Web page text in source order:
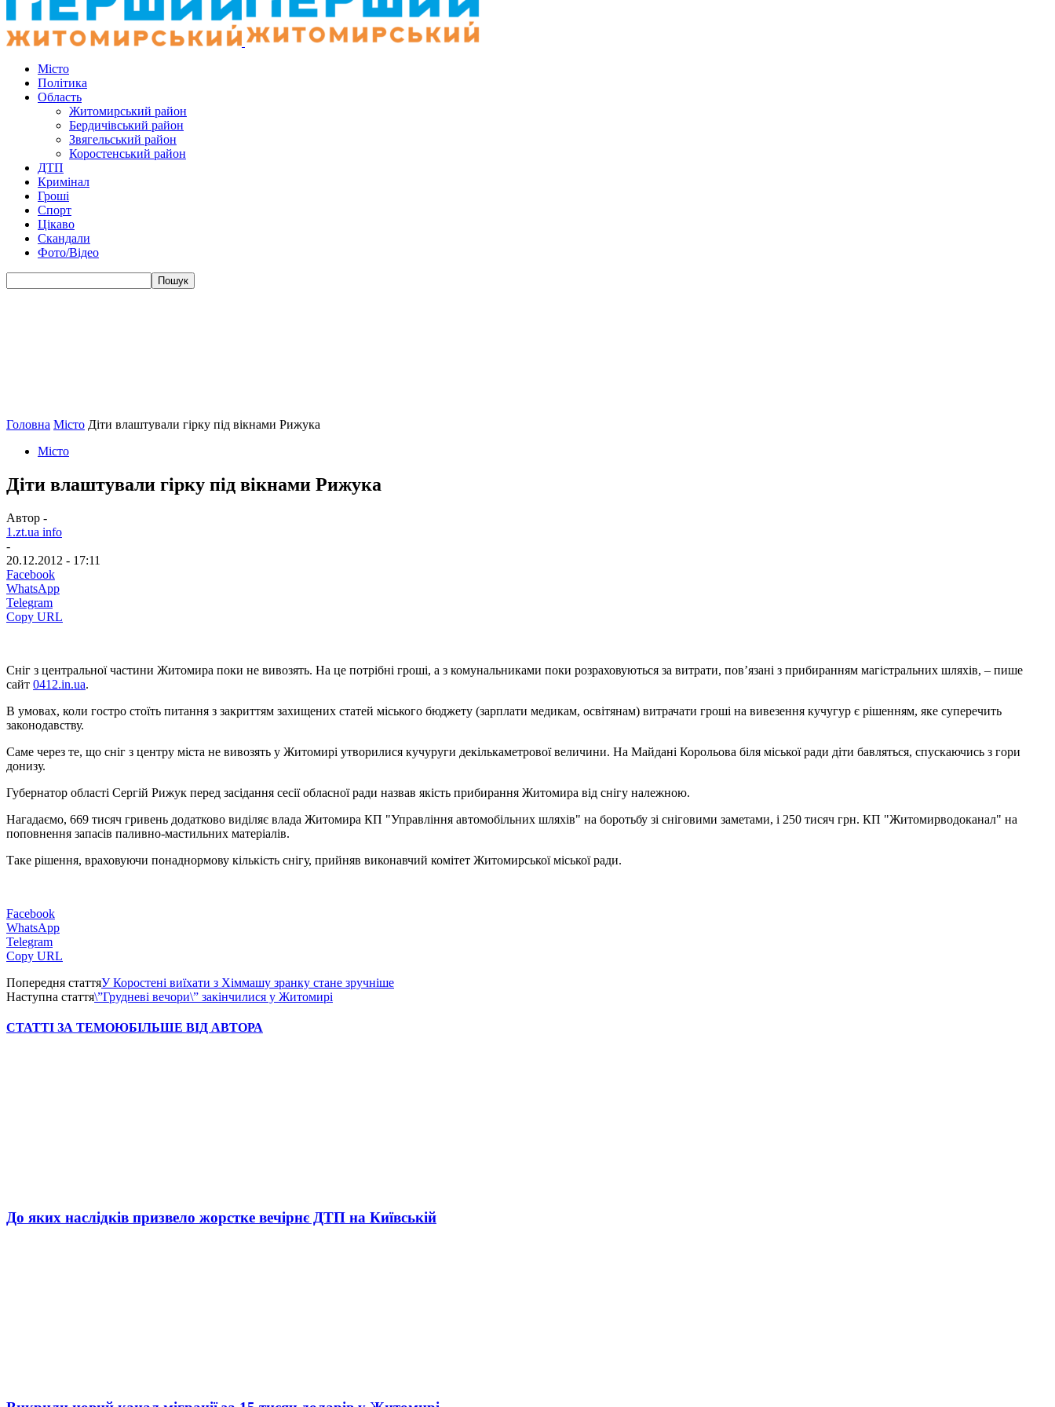
Місто
Політика
Область
Житомирський район
Бердичівський район
Звягельський район
Коростенський район
ДТП
Кримінал
Гроші
Спорт
Цікаво
Скандали
Фото/Відео
Головна Місто Діти влаштували гірку під вікнами Рижука
Місто
Діти влаштували гірку під вікнами Рижука
Автор -
1.zt.ua info
-
20.12.2012 - 17:11
Facebook
WhatsApp
Telegram
Copy URL
Сніг з центральної частини Житомира поки не вивозять. На це потрібні гроші, а з комунальниками поки розраховуються за витрати, пов’язані з прибиранням магістральних шляхів, – пише
сайт 0412.in.ua.
В умовах, коли гостро стоїть питання з закриттям захищених статей міського бюджету (зарплати медикам, освітянам) витрачати гроші на вивезення кучугур є рішенням, яке суперечить
законодавству.
Саме через те, що сніг з центру міста не вивозять у Житомирі утворилися кучуруги декількаметрової величини. На Майдані Корольова біля міської ради діти бавляться, спускаючись з гори
донизу.
Губернатор області Сергій Рижук перед засідання сесії обласної ради назвав якість прибирання Житомира від снігу належною.
Нагадаємо, 669 тисяч гривень додатково виділяє влада Житомира КП "Управління автомобільних шляхів" на боротьбу зі сніговими заметами, і 250 тисяч грн. КП "Житомирводоканал" на
поповнення запасів паливно-мастильних матеріалів.
Таке рішення, враховуючи понаднормову кількість снігу, прийняв виконавчий комітет Житомирської міської ради.
Facebook
WhatsApp
Telegram
Copy URL
Попередня статтяУ Коростені виїхати з Хіммашу зранку стане зручніше
Наступна стаття\”Грудневі вечори\” закінчилися у Житомирі
СТАТТІ ЗА ТЕМОЮБІЛЬШЕ ВІД АВТОРА
До яких наслідків призвело жорстке вечірнє ДТП на Київській